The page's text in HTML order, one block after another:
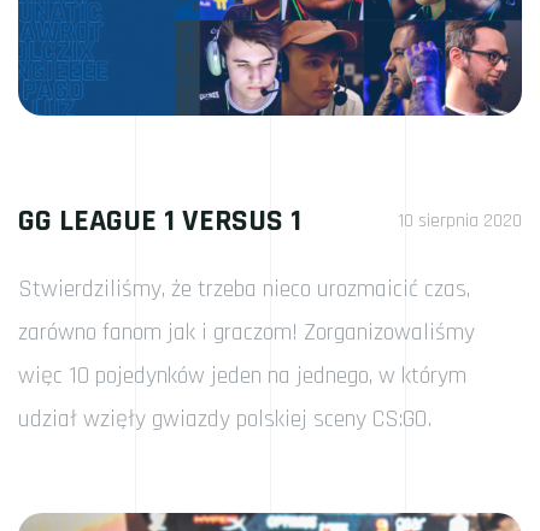
GG LEAGUE 1 VERSUS 1 10 sierpnia 2020
Stwierdziliśmy, że trzeba nieco urozmaicić czas,
zarówno fanom jak i graczom! Zorganizowaliśmy
więc 10 pojedynków jeden na jednego, w którym
udział wzięły gwiazdy polskiej sceny CS:GO.